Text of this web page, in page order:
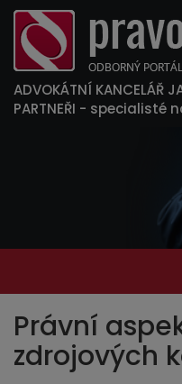
ADVOKÁTNÍ KANCELÁŘ
PARTNEŘI - specialisté
Právní
zdrojových